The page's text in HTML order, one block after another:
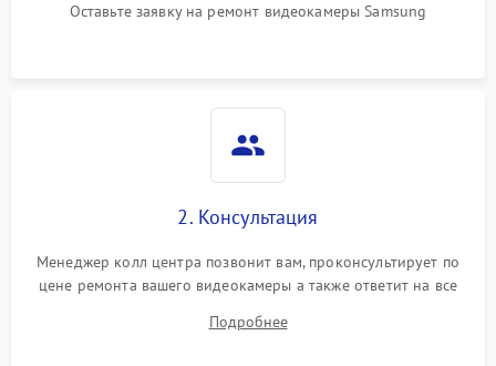
Оставьте заявку на ремонт видеокамеры Samsung
2. Консультация
Менеджер колл центра позвонит вам, проконсультирует по
цене ремонта вашего видеокамеры а также ответит на все
Подробнее